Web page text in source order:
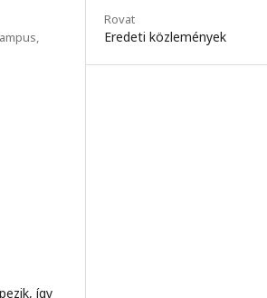
így
Rovat
Eredeti közlemények